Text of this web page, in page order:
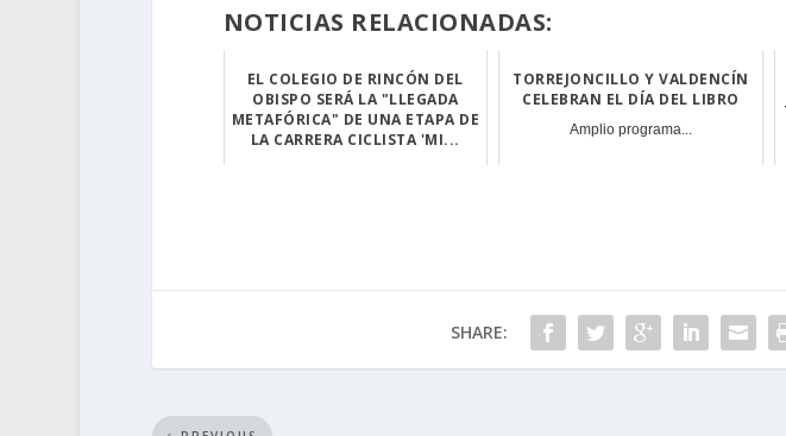
NOTICIAS RELACIONADAS:
EL COLEGIO DE RINCÓN DEL
OBISPO SERÁ LA "LLEGADA
METAFÓRICA" DE UNA ETAPA DE
LA CARRERA CICLISTA 'MI...
TORREJONCILLO Y VALDENCÍN
CELEBRAN EL DÍA DEL LIBRO
Amplio programa...
SHARE: